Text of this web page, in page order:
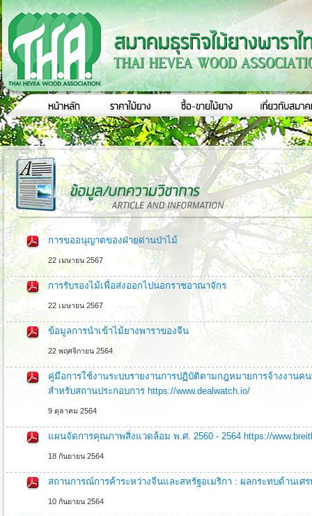
การขออนุญาตของฝ่ายด่านป่าไม้
22 เมษายน 2567
การรับรองไม้เพื่อส่งออกไปนอกราชอาณาจักร
22 เมษายน 2567
ข้อมูลการนำเข้าไม้ยางพาราของจีน
22 พฤศจิกายน 2564
คู่มือการใช้งานระบบรายงานการปฏิบัติตามกฎหมายการจ้างงานค
สำหรับสถานประกอบการ https://www.dealwatch.io/
9 ตุลาคม 2564
แผนจัดการคุณภาพสิ่งแวดล้อม พ.ศ. 2560 - 2564 https://
18 กันยายน 2564
สถานการณ์การค้าระหว่างจีนและสหรัฐอเมริกา : ผลกระทบด้านเศ
10 กันยายน 2564